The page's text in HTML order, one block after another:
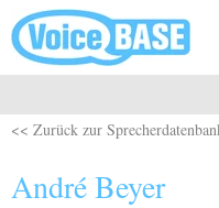
Direkt zum Inhalt
<< Zurück zur
André Beyer